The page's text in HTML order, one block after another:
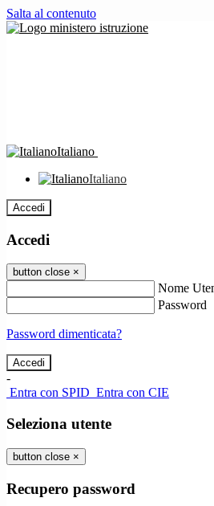
Salta al contenuto
Italiano
Italiano
Accedi
Accedi
button close ×
Nome
Password
Password dimenticata?
-
Entra con SPID Entra con CIE
Seleziona utente
button close ×
Recupero password